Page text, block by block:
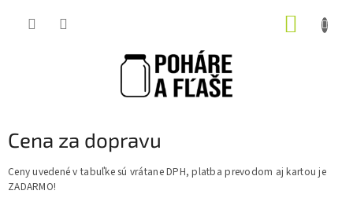
Cena za dopravu
Ceny uvedené v tabuľke sú vrátane DPH, platba prevodom aj kartou je
ZADARMO!